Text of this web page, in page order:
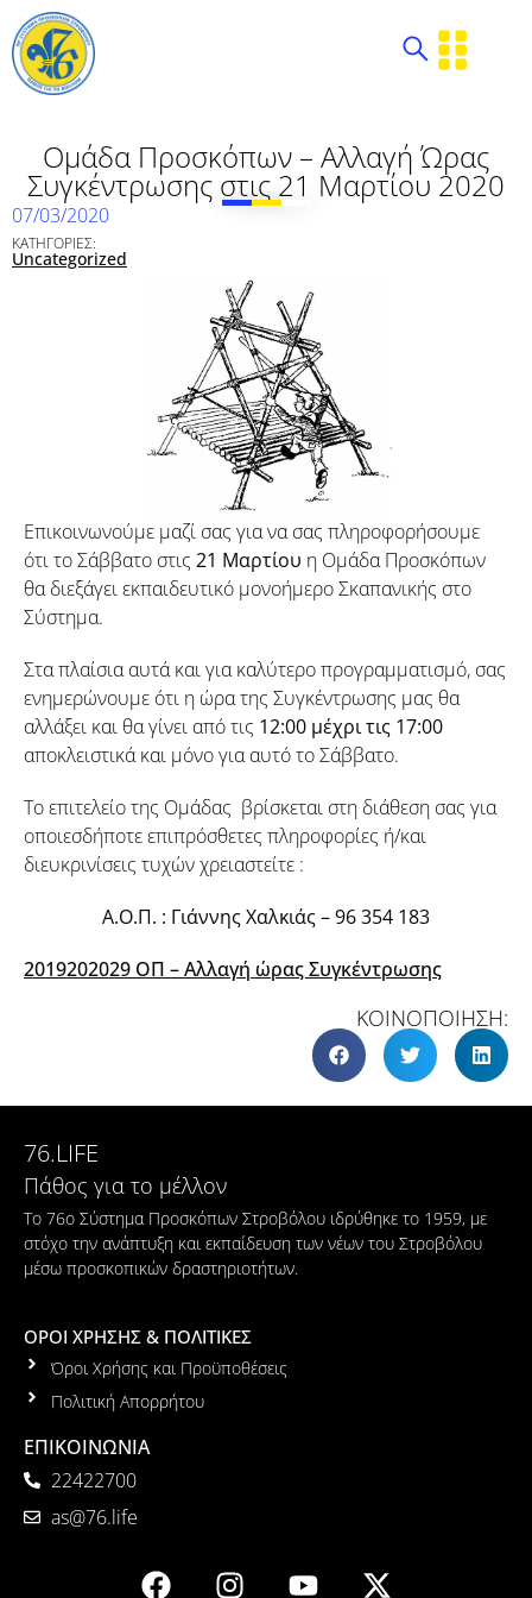
Ομάδα Προσκόπων – Αλλαγή Ώρας
Συγκέντρωσης στις 21 Μαρτίου 2020
07/03/2020
ΚΑΤΗΓΟΡΙΕΣ:
Uncategorized
Επικοινωνούμε μαζί σας για να σας πληροφορήσουμε
ότι το Σάββατο στις 21 Μαρτίου η Ομάδα Προσκόπων
θα διεξάγει εκπαιδευτικό μονοήμερο Σκαπανικής στο
Σύστημα.
Στα πλαίσια αυτά και για καλύτερο προγραμματισμό, σας
ενημερώνουμε ότι η ώρα της Συγκέντρωσης μας θα
αλλάξει και θα γίνει από τις 12:00 μέχρι τις 17:00
αποκλειστικά και μόνο για αυτό το Σάββατο.
Το επιτελείο της Ομάδας βρίσκεται στη διάθεση σας για
οποιεσδήποτε επιπρόσθετες πληροφορίες ή/και
διευκρινίσεις τυχών χρειαστείτε :
Α.Ο.Π. : Γιάννης Χαλκιάς – 96 354 183
2019202029 ΟΠ – Αλλαγή ώρας Συγκέντρωσης
ΚΟΙΝΟΠΟΙΗΣΗ:
76.LIFE
Πάθος για το μέλλον
Το 76ο Σύστημα Προσκόπων Στροβόλου ιδρύθηκε το 1959, με
στόχο την ανάπτυξη και εκπαίδευση των νέων του Στροβόλου
μέσω προσκοπικών δραστηριοτήτων.
ΟΡΟΙ ΧΡΗΣΗΣ & ΠΟΛΙΤΙΚΕΣ
Όροι Χρήσης και Προϋποθέσεις
Πολιτική Απορρήτου
ΕΠΙΚΟΙΝΩΝΙΑ
22422700
as@76.life